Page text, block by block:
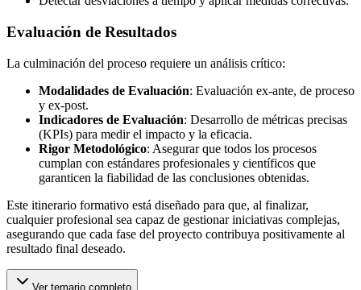
Evaluación de Resultados
La culminación del proceso requiere un análisis crítico:
Modalidades de Evaluación: Evaluación ex-ante, de proceso
y ex-post.
Indicadores de Evaluación: Desarrollo de métricas precisas
(KPIs) para medir el impacto y la eficacia.
Rigor Metodológico: Asegurar que todos los procesos
cumplan con estándares profesionales y científicos que
garanticen la fiabilidad de las conclusiones obtenidas.
Este itinerario formativo está diseñado para que, al finalizar,
cualquier profesional sea capaz de gestionar iniciativas complejas,
asegurando que cada fase del proyecto contribuya positivamente al
resultado final deseado.
Ver temario completo